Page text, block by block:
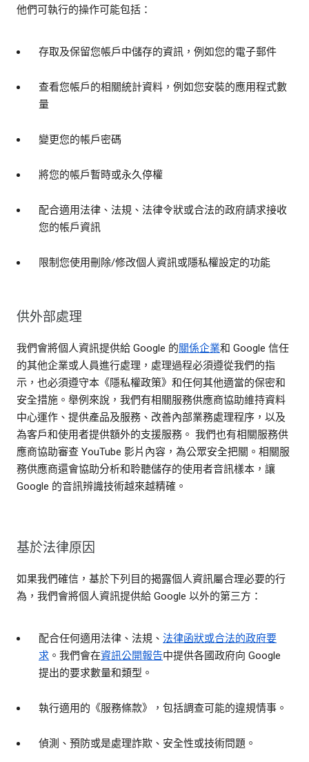
他們可執行的操作可能包括：
存取及保留您帳戶中儲存的資訊，例如您的電子郵件
查看您帳戶的相關統計資料，例如您安裝的應用程式數
量
變更您的帳戶密碼
將您的帳戶暫時或永久停權
配合適用法律、法規、法律令狀或合法的政府請求接收
您的帳戶資訊
限制您使用刪除/修改個人資訊或隱私權設定的功能
供外部處理
我們會將個人資訊提供給 Google 的關係企業和 Google 信任
的其他企業或人員進行處理，處理過程必須遵從我們的指
示，也必須遵守本《隱私權政策》和任何其他適當的保密和
安全措施。舉例來說，我們有相關服務供應商協助維持資料
中心運作、提供產品及服務、改善內部業務處理程序，以及
為客戶和使用者提供額外的支援服務。 我們也有相關服務供
應商協助審查 YouTube 影片內容，為公眾安全把關。相關服
務供應商還會協助分析和聆聽儲存的使用者音訊樣本，讓
Google 的音訊辨識技術越來越精確。
基於法律原因
如果我們確信，基於下列目的揭露個人資訊屬合理必要的行
為，我們會將個人資訊提供給 Google 以外的第三方：
配合任何適用法律、法規、 法律函狀或合法的政府要
求 。我們會在資訊公開報告中提供各國政府向 Google
提出的要求數量和類型。
執行適用的《服務條款》，包括調查可能的違規情事。
偵測、預防或是處理詐欺、安全性或技術問題。